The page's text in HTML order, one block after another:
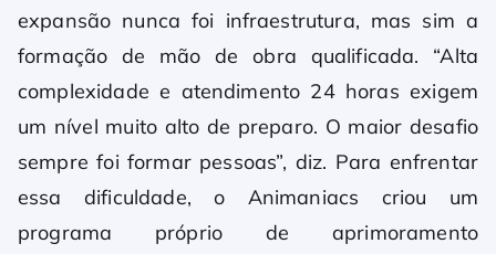
expansão nunca foi infraestrutura, mas sim a
formação de mão de obra qualificada. “Alta
complexidade e atendimento 24 horas exigem
um nível muito alto de preparo. O maior desafio
sempre foi formar pessoas”, diz. Para enfrentar
essa dificuldade, o Animaniacs criou um
programa próprio de aprimoramento